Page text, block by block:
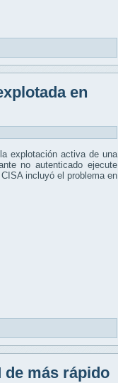
en
explotación activa de una
no autenticado ejecute
incluyó el problema en
de más rápido